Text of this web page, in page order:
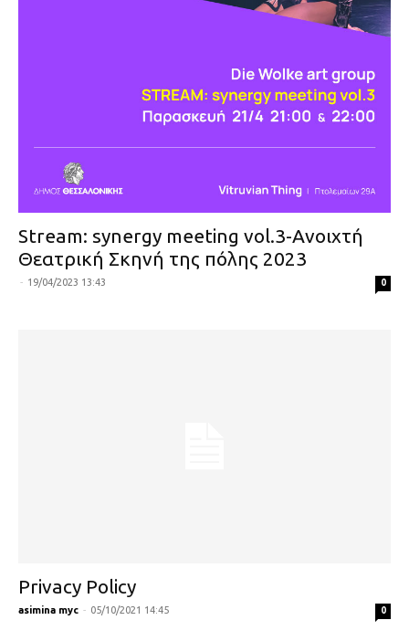
Stream: synergy meeting vol.3-Ανοιχτή
Θεατρική Σκηνή της πόλης 2023
- 19/04/2023 13:43 0
Privacy Policy
asimina myc - 05/10/2021 14:45 0